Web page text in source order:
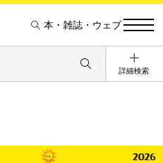
本・雑誌・ウェブ
詳細検索